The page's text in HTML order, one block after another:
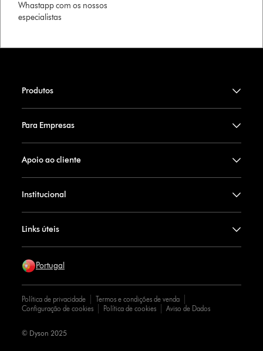
Whastapp com os nossos
especialistas
Produtos
Para Empresas
Apoio ao cliente
Institucional
Links úteis
Portugal
Política de privacidade
Termos e condições de venda
Configuração de cookies
Política de cookies Aviso de Dados
© Dyson 2025